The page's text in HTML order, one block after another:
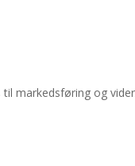
markedsføring og